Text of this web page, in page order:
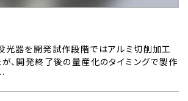
光器を開発試作段階ではアルミ切削加工
、開発終了後の量産化のタイミングで製作